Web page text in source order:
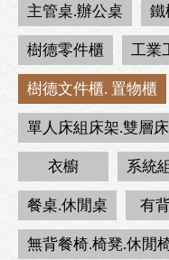
主管桌.辦公桌 鐵
樹德零件櫃 工業
樹德文件櫃. 置物櫃
單人床組床架.雙層床
衣櫥 系統
餐桌.休閒桌 有
無背餐椅.椅凳.休閒